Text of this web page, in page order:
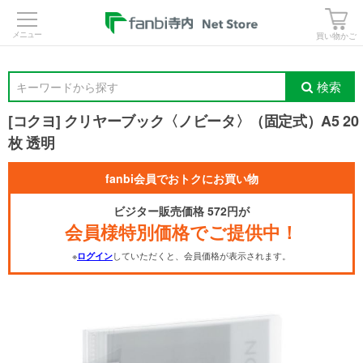
買い物かご
キーワードから探す 検索
[コクヨ] クリヤーブック〈ノビータ〉（固定式）A5 20
枚 透明
fanbi会員でおトクにお買い物
ビジター販売価格 572円が
会員様特別価格でご提供中！
※ログインしていただくと、会員価格が表示されます。